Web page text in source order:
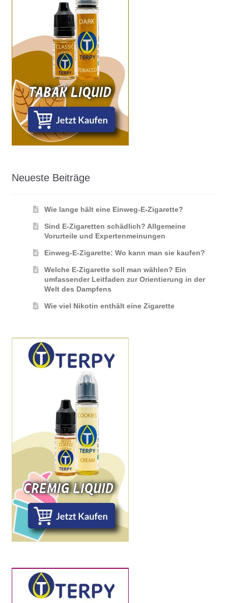
Neueste Beiträge
Wie lange hält eine Einweg-E-Zigarette?
Sind E-Zigaretten schädlich? Allgemeine
Vorurteile und Expertenmeinungen
Einweg-E-Zigarette: Wo kann man sie kaufen?
Welche E-Zigarette soll man wählen? Ein
umfassender Leitfaden zur Orientierung in der
Welt des Dampfens
Wie viel Nikotin enthält eine Zigarette